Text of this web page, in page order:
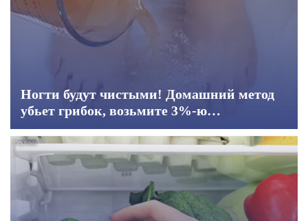
Ногти будут чистыми! Домашний метод
убьет грибок, возьмите 3%-ю…